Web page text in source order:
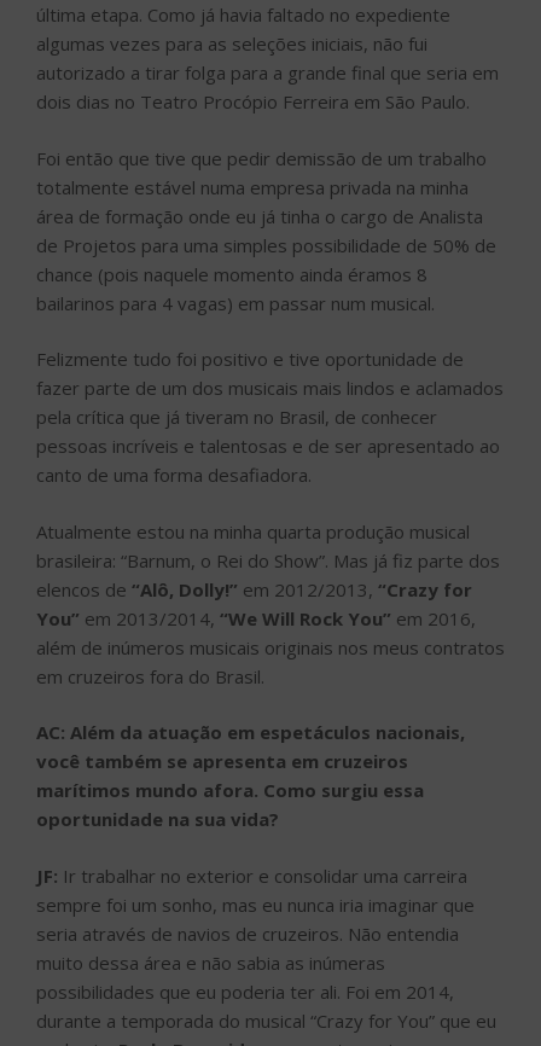
última etapa. Como já havia faltado no expediente
algumas vezes para as seleções iniciais, não fui
autorizado a tirar folga para a grande final que seria em
dois dias no Teatro Procópio Ferreira em São Paulo.
Foi então que tive que pedir demissão de um trabalho
totalmente estável numa empresa privada na minha
área de formação onde eu já tinha o cargo de Analista
de Projetos para uma simples possibilidade de 50% de
chance (pois naquele momento ainda éramos 8
bailarinos para 4 vagas) em passar num musical.
Felizmente tudo foi positivo e tive oportunidade de
fazer parte de um dos musicais mais lindos e aclamados
pela crítica que já tiveram no Brasil, de conhecer
pessoas incríveis e talentosas e de ser apresentado ao
canto de uma forma desafiadora.
Atualmente estou na minha quarta produção musical
brasileira: “Barnum, o Rei do Show”. Mas já fiz parte dos
elencos de “Alô, Dolly!” em 2012/2013, “Crazy for
You” em 2013/2014, “We Will Rock You” em 2016,
além de inúmeros musicais originais nos meus contratos
em cruzeiros fora do Brasil.
AC: Além da atuação em espetáculos nacionais,
você também se apresenta em cruzeiros
marítimos mundo afora. Como surgiu essa
oportunidade na sua vida?
JF: Ir trabalhar no exterior e consolidar uma carreira
sempre foi um sonho, mas eu nunca iria imaginar que
seria através de navios de cruzeiros. Não entendia
muito dessa área e não sabia as inúmeras
possibilidades que eu poderia ter ali. Foi em 2014,
durante a temporada do musical “Crazy for You” que eu